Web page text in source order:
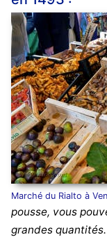
Marché du Rialto à
pousse, vous
grandes quantités.